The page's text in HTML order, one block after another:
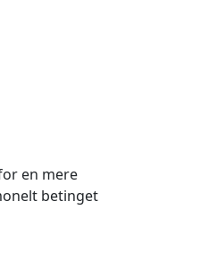
en mere
betinget